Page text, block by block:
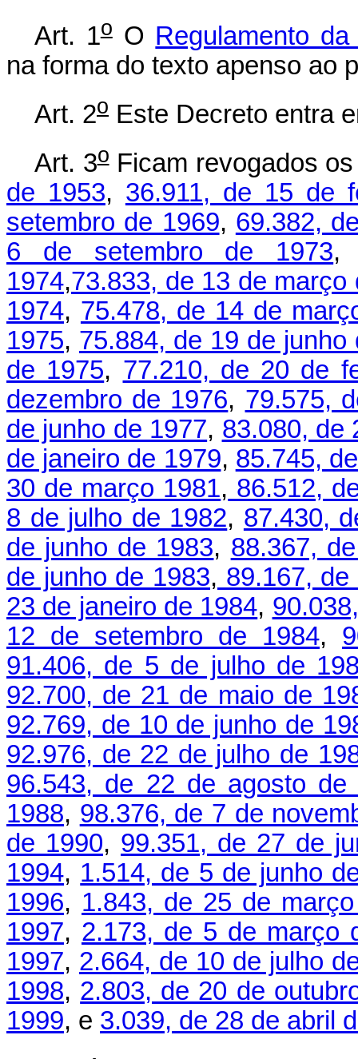
Art. 1oO Regulamento
na forma do texto apenso ao
Art. 2o Este Decreto entra
Art. 3oFicam revogados
de 1953, 36.911, de 15 de
setembro de 1969, 69.382,
6 de setembro de 1973
1974,73.833, de 13 de março
1974, 75.478, de 14 de
1975, 75.884, de 19 de junho
de 1975, 77.210, de 20 de
dezembro de 1976, 79.575,
de junho de 1977, 83.080, de
de janeiro de 1979, 85.745,
30 de março 1981, 86.512,
8 de julho de 1982, 87.430,
de junho de 1983, 88.367,
de junho de 1983, 89.167,
23 de janeiro de 1984,
12 de setembro de 1984,
91.406, de 5 de julho de
92.700, de 21 de maio de
92.769, de 10 de junho de
92.976, de 22 de julho de
96.543, de 22 de agosto de
1988, 98.376, de 7 de
de 1990, 99.351, de 27 de
1994, 1.514, de 5 de junho
1996, 1.843, de 25 de
1997, 2.173, de 5 de março
1997, 2.664, de 10 de julho
1998, 2.803, de 20 de
1999, e 3.039, de 28 de abril